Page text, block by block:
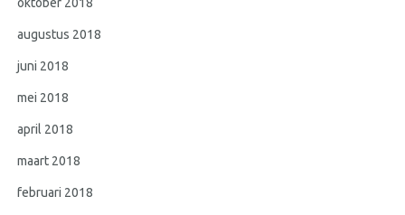
augustus 2018
juni 2018
mei 2018
april 2018
maart 2018
februari 2018